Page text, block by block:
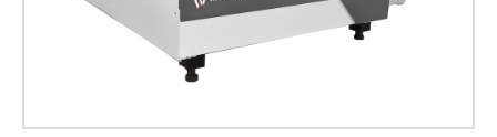
máquina: 1) Viga de aluminio de grado de aviación
con […]